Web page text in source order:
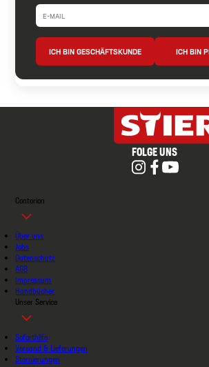
ICH BIN GESCHÄFTSKUNDE ICH BIN
FOLGE UNS
Contorion
Über uns
Jobs
Datenschutz
AGB
Impressum
Handbücher
Unser Service
Soforthilfe
Versand & Lieferungen
Stornierungen